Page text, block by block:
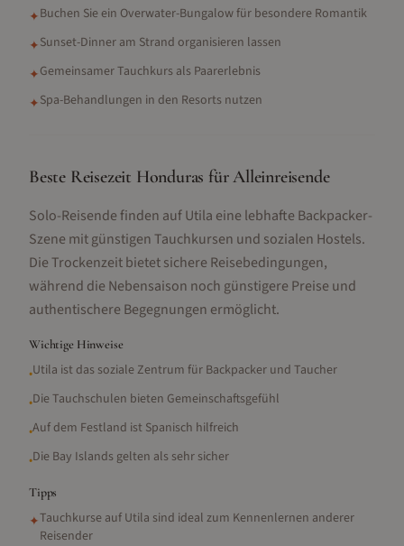
✦Buchen Sie ein Overwater-Bungalow für besondere Romantik
✦Sunset-Dinner am Strand organisieren lassen
✦Gemeinsamer Tauchkurs als Paarerlebnis
✦Spa-Behandlungen in den Resorts nutzen
Beste Reisezeit Honduras für Alleinreisende
Solo-Reisende finden auf Utila eine lebhafte Backpacker-
Szene mit günstigen Tauchkursen und sozialen Hostels.
Die Trockenzeit bietet sichere Reisebedingungen,
während die Nebensaison noch günstigere Preise und
authentischere Begegnungen ermöglicht.
Wichtige Hinweise
•Utila ist das soziale Zentrum für Backpacker und Taucher
•Die Tauchschulen bieten Gemeinschaftsgefühl
•Auf dem Festland ist Spanisch hilfreich
•Die Bay Islands gelten als sehr sicher
Tipps
✦Tauchkurse auf Utila sind ideal zum Kennenlernen anderer
Reisender